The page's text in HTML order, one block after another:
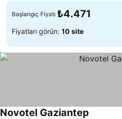
Başlangıç Fiyatı ₺4.471
Fiyatları görün: 10 site
Novotel Gaziantep